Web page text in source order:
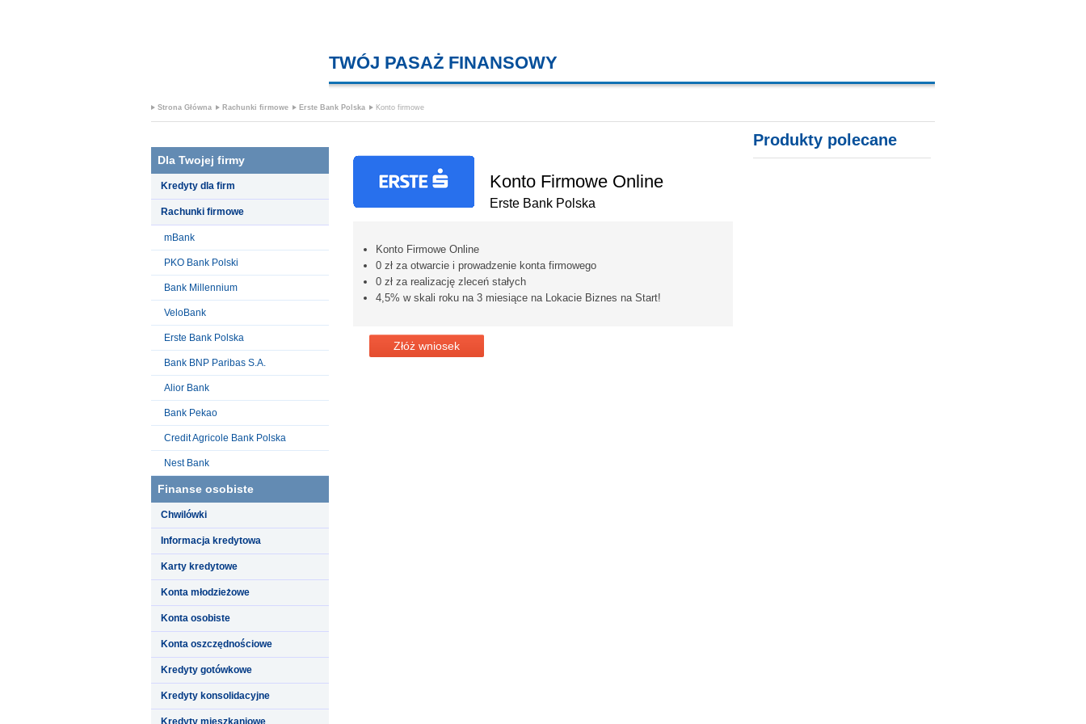
TWÓJ PASAŻ FINANSOWY
Strona Główna Rachunki firmowe Erste Bank Polska Konto firmowe
Dla Twojej firmy
Kredyty dla firm
Rachunki firmowe
mBank
PKO Bank Polski
Bank Millennium
VeloBank
Erste Bank Polska
Bank BNP Paribas S.A.
Alior Bank
Bank Pekao
Credit Agricole Bank Polska
Nest Bank
Finanse osobiste
Chwilówki
Informacja kredytowa
Karty kredytowe
Konta młodzieżowe
Konta osobiste
Konta oszczędnościowe
Kredyty gotówkowe
Kredyty konsolidacyjne
Kredyty mieszkaniowe
Konto Firmowe Online
Erste Bank Polska
Konto Firmowe Online
0 zł za otwarcie i prowadzenie konta firmowego
0 zł za realizację zleceń stałych
4,5% w skali roku na 3 miesiące na Lokacie Biznes na Start!
Złóż wniosek
Produkty polecane